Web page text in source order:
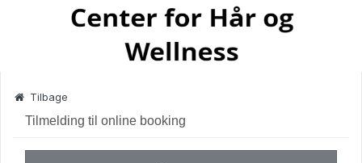
Tilbage
Tilmelding til online booking